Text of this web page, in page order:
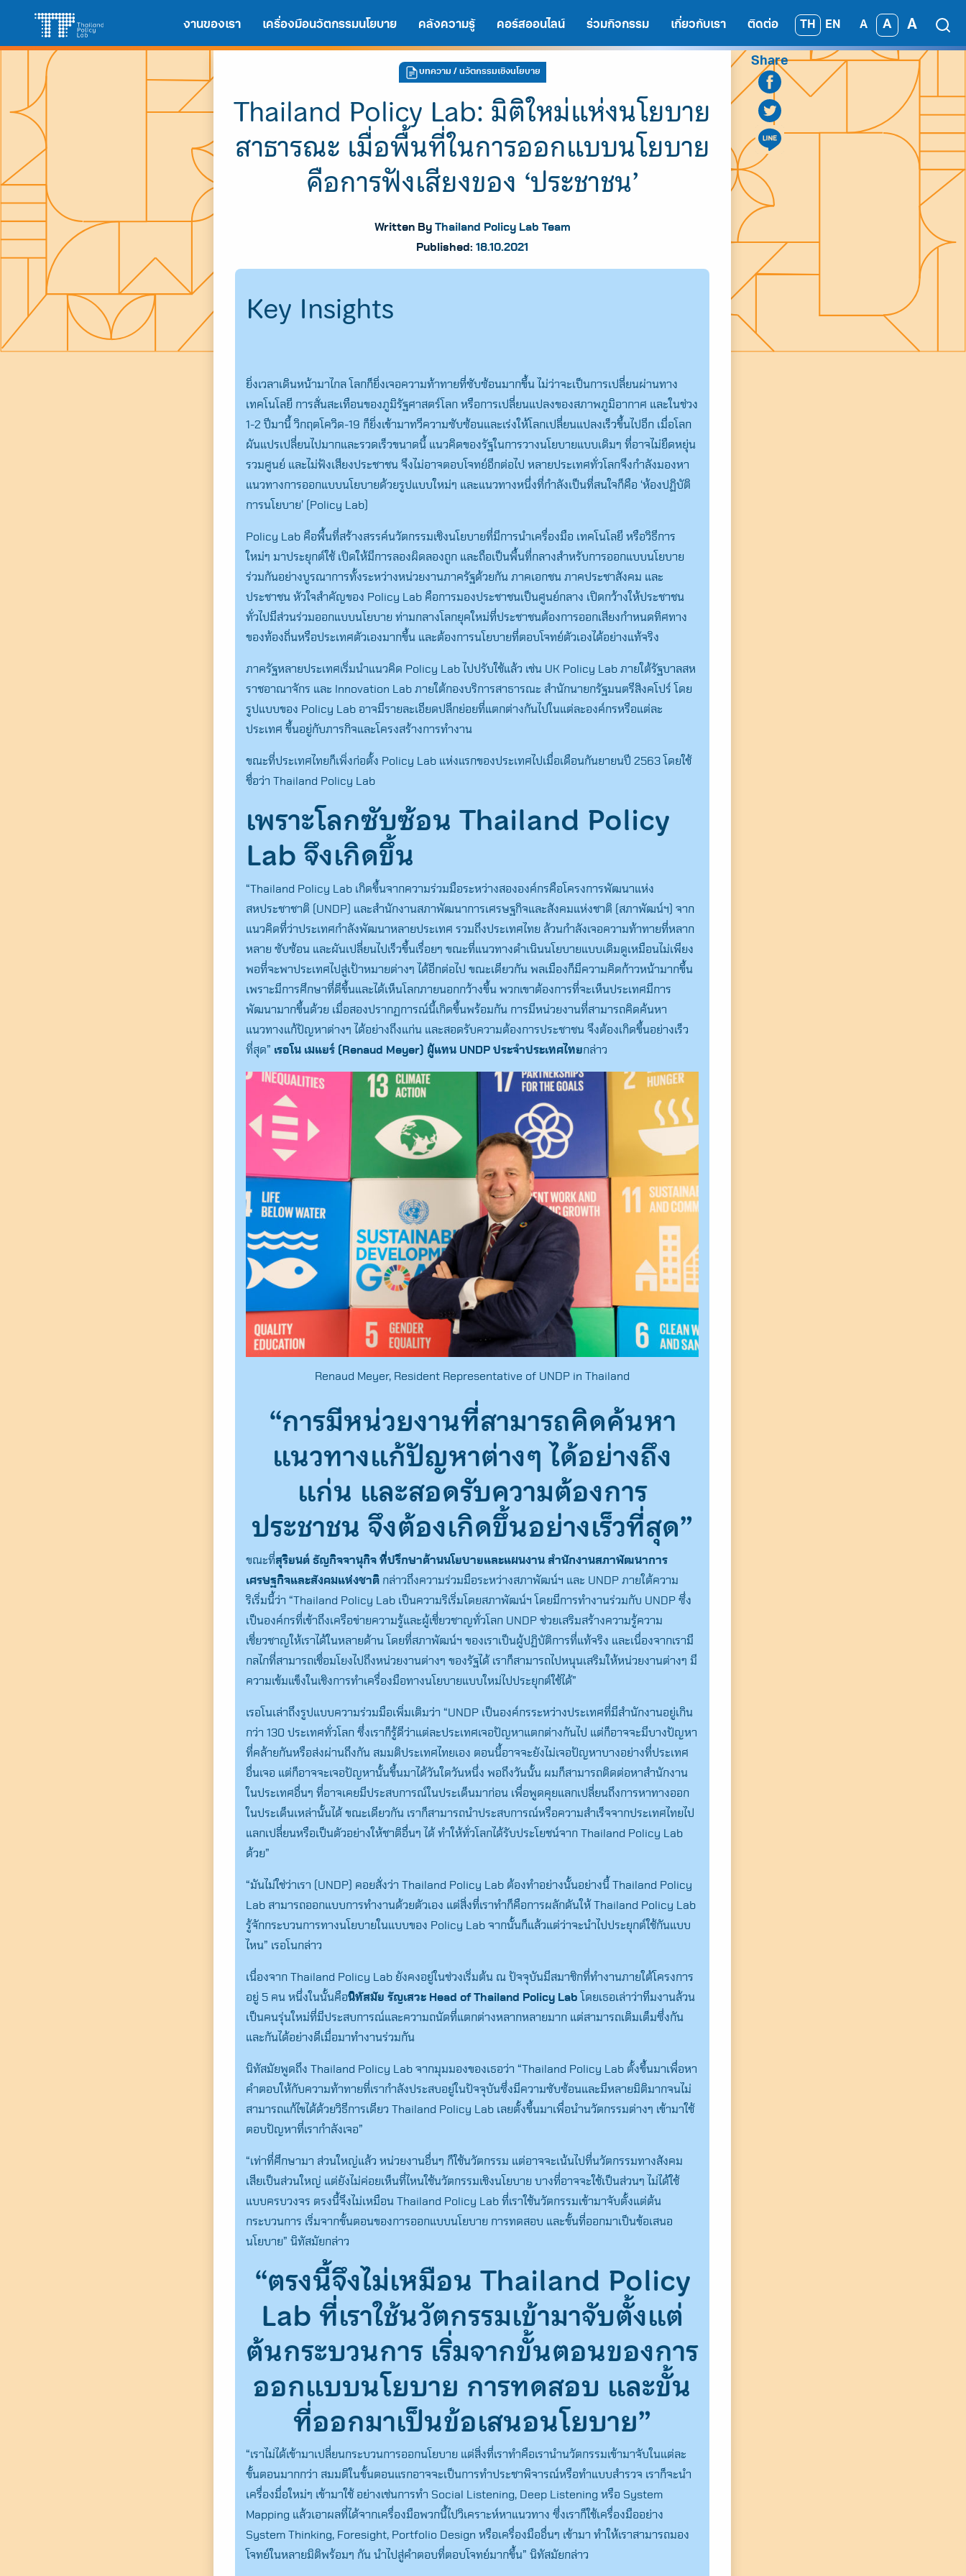
content
งานของเรา เครื่องมือนวัตกรรมนโยบาย คลังความรู้ คอร์สออนไลน์ ร่วมกิจกรรม เกี่ยวกับเรา ติดต่อ TH EN A A A
A A A
Search
Search
for:
บทความ / นวัตกรรมเชิงนโยบาย
Thailand Policy Lab: มิติใหม่แห่งนโยบาย
สาธารณะ เมื่อพื้นที่ในการออกแบบนโยบาย
คือการฟังเสียงของ ‘ประชาชน’
Written By Thailand Policy Lab Team
Published: 18.10.2021
Share
Key Insights
ยิ่งเวลาเดินหน้ามาไกล โลกก็ยิ่งเจอความท้าทายที่ซับซ้อนมากขึ้น ไม่ว่าจะเป็นการเปลี่ยนผ่านทาง
เทคโนโลยี การสั่นสะเทือนของภูมิรัฐศาสตร์โลก หรือการเปลี่ยนแปลงของสภาพภูมิอากาศ และในช่วง
1-2 ปีมานี้ วิกฤตโควิด-19 ก็ยิ่งเข้ามาทวีความซับซ้อนและเร่งให้โลกเปลี่ยนแปลงเร็วขึ้นไปอีก เมื่อโลก
ผันแปรเปลี่ยนไปมากและรวดเร็วขนาดนี้ แนวคิดของรัฐในการวางนโยบายแบบเดิมๆ ที่อาจไม่ยืดหยุ่น
รวมศูนย์ และไม่ฟังเสียงประชาชน จึงไม่อาจตอบโจทย์อีกต่อไป หลายประเทศทั่วโลกจึงกำลังมองหา
แนวทางการออกแบบนโยบายด้วยรูปแบบใหม่ๆ และแนวทางหนึ่งที่กำลังเป็นที่สนใจก็คือ ‘ห้องปฏิบัติ
การนโยบาย’ (Policy Lab)
Policy Lab คือพื้นที่สร้างสรรค์นวัตกรรมเชิงนโยบายที่มีการนำเครื่องมือ เทคโนโลยี หรือวิธีการ
ใหม่ๆ มาประยุกต์ใช้ เปิดให้มีการลองผิดลองถูก และถือเป็นพื้นที่กลางสำหรับการออกแบบนโยบาย
ร่วมกันอย่างบูรณาการทั้งระหว่างหน่วยงานภาครัฐด้วยกัน ภาคเอกชน ภาคประชาสังคม และ
ประชาชน หัวใจสำคัญของ Policy Lab คือการมองประชาชนเป็นศูนย์กลาง เปิดกว้างให้ประชาชน
ทั่วไปมีส่วนร่วมออกแบบนโยบาย ท่ามกลางโลกยุคใหม่ที่ประชาชนต้องการออกเสียงกำหนดทิศทาง
ของท้องถิ่นหรือประเทศตัวเองมากขึ้น และต้องการนโยบายที่ตอบโจทย์ตัวเองได้อย่างแท้จริง
ภาครัฐหลายประเทศเริ่มนำแนวคิด Policy Lab ไปปรับใช้แล้ว เช่น UK Policy Lab ภายใต้รัฐบาลสห
ราชอาณาจักร และ Innovation Lab ภายใต้กองบริการสาธารณะ สำนักนายกรัฐมนตรีสิงคโปร์ โดย
รูปแบบของ Policy Lab อาจมีรายละเอียดปลีกย่อยที่แตกต่างกันไปในแต่ละองค์กรหรือแต่ละ
ประเทศ ขึ้นอยู่กับภารกิจและโครงสร้างการทำงาน
ขณะที่ประเทศไทยก็เพิ่งก่อตั้ง Policy Lab แห่งแรกของประเทศไปเมื่อเดือนกันยายนปี 2563 โดยใช้
ชื่อว่า Thailand Policy Lab
เพราะโลกซับซ้อน Thailand Policy
Labจึงเกิดขึ้น
“Thailand Policy Lab เกิดขึ้นจากความร่วมมือระหว่างสององค์กรคือโครงการพัฒนาแห่ง
สหประชาชาติ (UNDP) และสำนักงานสภาพัฒนาการเศรษฐกิจและสังคมแห่งชาติ (สภาพัฒน์ฯ) จาก
แนวคิดที่ว่าประเทศกำลังพัฒนาหลายประเทศ รวมถึงประเทศไทย ล้วนกำลังเจอความท้าทายที่หลาก
หลาย ซับซ้อน และผันเปลี่ยนไปเร็วขึ้นเรื่อยๆ ขณะที่แนวทางดำเนินนโยบายแบบเดิมดูเหมือนไม่เพียง
พอที่จะพาประเทศไปสู่เป้าหมายต่างๆ ได้อีกต่อไป ขณะเดียวกัน พลเมืองก็มีความคิดก้าวหน้ามากขึ้น
เพราะมีการศึกษาที่ดีขึ้นและได้เห็นโลกภายนอกกว้างขึ้น พวกเขาต้องการที่จะเห็นประเทศมีการ
พัฒนามากขึ้นด้วย เมื่อสองปรากฏการณ์นี้เกิดขึ้นพร้อมกัน การมีหน่วยงานที่สามารถคิดค้นหา
แนวทางแก้ปัญหาต่างๆ ได้อย่างถึงแก่น และสอดรับความต้องการประชาชน จึงต้องเกิดขึ้นอย่างเร็ว
ที่สุด” เรอโน เมแยร์ (Renaud Meyer) ผู้แทน UNDP ประจำประเทศไทยกล่าว
Renaud Meyer, Resident Representative of UNDP in Thailand
“การมีหน่วยงานที่สามารถคิดค้นหา
แนวทางแก้ปัญหาต่างๆ ได้อย่างถึง
แก่น และสอดรับความต้องการ
ประชาชน จึงต้องเกิดขึ้นอย่างเร็วที่สุด”
ขณะที่สุริยนต์ ธัญกิจจานุกิจ ที่ปรึกษาด้านนโยบายและแผนงาน สำนักงานสภาพัฒนาการ
เศรษฐกิจและสังคมแห่งชาติ กล่าวถึงความร่วมมือระหว่างสภาพัฒน์ฯ และ UNDP ภายใต้ความ
ริเริ่มนี้ว่า “Thailand Policy Lab เป็นความริเริ่มโดยสภาพัฒน์ฯ โดยมีการทำงานร่วมกับ UNDP ซึ่ง
เป็นองค์กรที่เข้าถึงเครือข่ายความรู้และผู้เชี่ยวชาญทั่วโลก UNDP ช่วยเสริมสร้างความรู้ความ
เชี่ยวชาญให้เราได้ในหลายด้าน โดยที่สภาพัฒน์ฯ ของเราเป็นผู้ปฏิบัติการที่แท้จริง และเนื่องจากเรามี
กลไกที่สามารถเชื่อมโยงไปถึงหน่วยงานต่างๆ ของรัฐได้ เราก็สามารถไปหนุนเสริมให้หน่วยงานต่างๆ มี
ความเข้มแข็งในเชิงการทำเครื่องมือทางนโยบายแบบใหม่ไปประยุกต์ใช้ได้”
เรอโนเล่าถึงรูปแบบความร่วมมือเพิ่มเติมว่า “UNDP เป็นองค์กรระหว่างประเทศที่มีสำนักงานอยู่เกิน
กว่า 130 ประเทศทั่วโลก ซึ่งเราก็รู้ดีว่าแต่ละประเทศเจอปัญหาแตกต่างกันไป แต่ก็อาจจะมีบางปัญหา
ที่คล้ายกันหรือส่งผ่านถึงกัน สมมติประเทศไทยเอง ตอนนี้อาจจะยังไม่เจอปัญหาบางอย่างที่ประเทศ
อื่นเจอ แต่ก็อาจจะเจอปัญหานั้นขึ้นมาได้วันใดวันหนึ่ง พอถึงวันนั้น ผมก็สามารถติดต่อหาสำนักงาน
ในประเทศอื่นๆ ที่อาจเคยมีประสบการณ์ในประเด็นมาก่อน เพื่อพูดคุยแลกเปลี่ยนถึงการหาทางออก
ในประเด็นเหล่านั้นได้ ขณะเดียวกัน เราก็สามารถนำประสบการณ์หรือความสำเร็จจากประเทศไทยไป
แลกเปลี่ยนหรือเป็นตัวอย่างให้ชาติอื่นๆ ได้ ทำให้ทั่วโลกได้รับประโยชน์จาก Thailand Policy Lab
ด้วย”
“มันไม่ใช่ว่าเรา (UNDP) คอยสั่งว่า Thailand Policy Lab ต้องทำอย่างนั้นอย่างนี้ Thailand Policy
Lab สามารถออกแบบการทำงานด้วยตัวเอง แต่สิ่งที่เราทำก็คือการผลักดันให้ Thailand Policy Lab
รู้จักกระบวนการทางนโยบายในแบบของ Policy Lab จากนั้นก็แล้วแต่ว่าจะนำไปประยุกต์ใช้กันแบบ
ไหน” เรอโนกล่าว
เนื่องจาก Thailand Policy Lab ยังคงอยู่ในช่วงเริ่มต้น ณ ปัจจุบันมีสมาชิกที่ทำงานภายใต้โครงการ
อยู่ 5 คน หนึ่งในนั้นคือนิทัสมัย รัญเสวะ Head of Thailand Policy Lab โดยเธอเล่าว่าทีมงานล้วน
เป็นคนรุ่นใหม่ที่มีประสบการณ์และความถนัดที่แตกต่างหลากหลายมาก แต่สามารถเติมเต็มซึ่งกัน
และกันได้อย่างดีเมื่อมาทำงานร่วมกัน
นิทัสมัยพูดถึง Thailand Policy Lab จากมุมมองของเธอว่า “Thailand Policy Lab ตั้งขึ้นมาเพื่อหา
คำตอบให้กับความท้าทายที่เรากำลังประสบอยู่ในปัจจุบันซึ่งมีความซับซ้อนและมีหลายมิติมากจนไม่
สามารถแก้ไขได้ด้วยวิธีการเดียว Thailand Policy Lab เลยตั้งขึ้นมาเพื่อนำนวัตกรรมต่างๆ เข้ามาใช้
ตอบปัญหาที่เรากำลังเจอ”
“เท่าที่ศึกษามา ส่วนใหญ่แล้ว หน่วยงานอื่นๆ ก็ใช้นวัตกรรม แต่อาจจะเน้นไปที่นวัตกรรมทางสังคม
เสียเป็นส่วนใหญ่ แต่ยังไม่ค่อยเห็นที่ไหนใช้นวัตกรรมเชิงนโยบาย บางที่อาจจะใช้เป็นส่วนๆ ไม่ได้ใช้
แบบครบวงจร ตรงนี้จึงไม่เหมือน Thailand Policy Lab ที่เราใช้นวัตกรรมเข้ามาจับตั้งแต่ต้น
กระบวนการ เริ่มจากขั้นตอนของการออกแบบนโยบาย การทดสอบ และขั้นที่ออกมาเป็นข้อเสนอ
นโยบาย” นิทัสมัยกล่าว
“ตรงนี้จึงไม่เหมือน Thailand Policy
Lab ที่เราใช้นวัตกรรมเข้ามาจับตั้งแต่
ต้นกระบวนการ เริ่มจากขั้นตอนของการ
ออกแบบนโยบาย การทดสอบ และขั้น
ที่ออกมาเป็นข้อเสนอนโยบาย”
“เราไม่ได้เข้ามาเปลี่ยนกระบวนการออกนโยบาย แต่สิ่งที่เราทำคือเรานำนวัตกรรมเข้ามาจับในแต่ละ
ขั้นตอนมากกว่า สมมติในขั้นตอนแรกอาจจะเป็นการทำประชาพิจารณ์หรือทำแบบสำรวจ เราก็จะนำ
เครื่องมื่อใหม่ๆ เข้ามาใช้ อย่างเช่นการทำ Social Listening, Deep Listening หรือ System
Mapping แล้วเอาผลที่ได้จากเครื่องมือพวกนี้ไปวิเคราะห์หาแนวทาง ซึ่งเราก็ใช้เครื่องมืออย่าง
System Thinking, Foresight, Portfolio Design หรือเครื่องมืออื่นๆ เข้ามา ทำให้เราสามารถมอง
โจทย์ในหลายมิติพร้อมๆ กัน นำไปสู่คำตอบที่ตอบโจทย์มากขึ้น” นิทัสมัยกล่าว